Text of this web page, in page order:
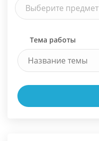
Выберите предмет
Тема работы